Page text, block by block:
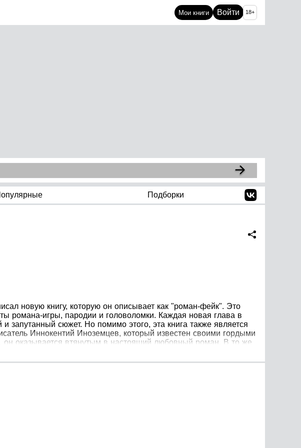
Мои книги Войти 18+
Подборки
новую книгу, которую он описывает как "роман-фейк". Это
романа-игры, пародии и головоломки. Каждая новая глава в
запутанный сюжет. Но помимо этого, эта книга также является
Иннокентий Иноземцев, который известен своими гордыми
оказывается втянутым в настоящий любовный роман. В то же
описывает свое внутреннее состояние как "между
сумерек. Он ощущает, что его душа находится в